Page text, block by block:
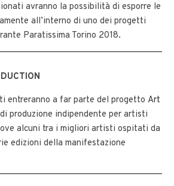
avranno la possibilità di esporre le
all’interno di uno dei progetti
Paratissima Torino 2018.
entreranno a far parte del progetto Art
produzione indipendente per artisti
alcuni tra i migliori artisti ospitati da
edizioni della manifestazione